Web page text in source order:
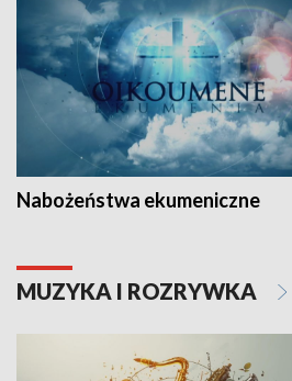
Nabożeństwa ekumeniczne
MUZYKA I ROZRYWKA